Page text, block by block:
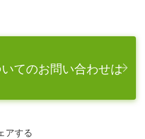
てのお問い合わせは
アする